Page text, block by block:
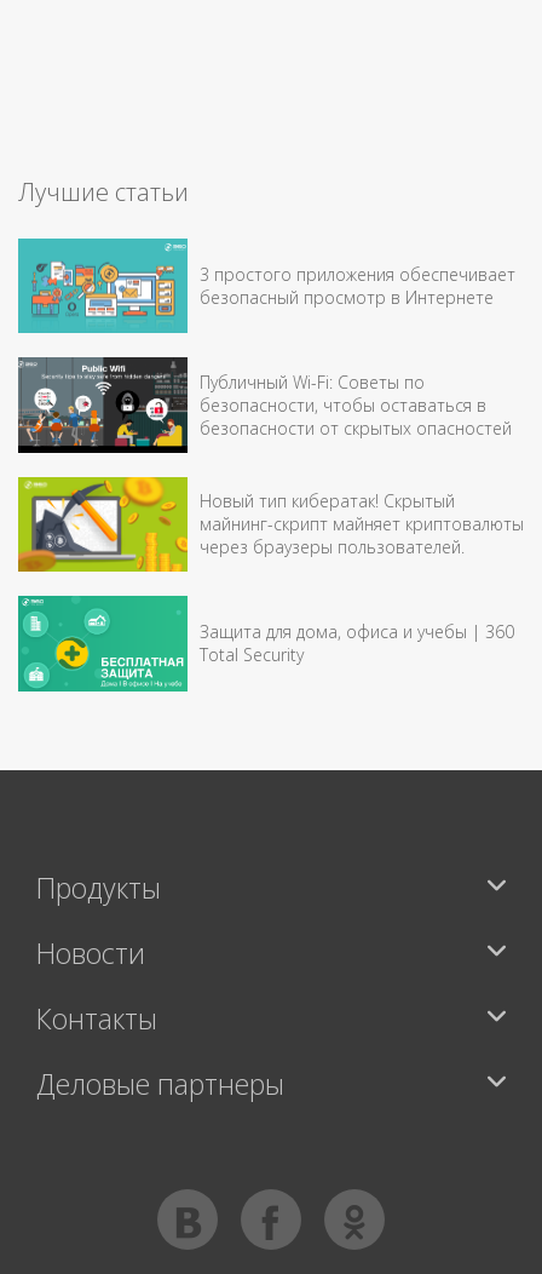
Лучшие статьи
3 простого приложения обеспечивает
безопасный просмотр в Интернете
Публичный Wi-Fi: Советы по
безопасности, чтобы оставаться в
безопасности от скрытых опасностей
Новый тип кибератак! Скрытый
майнинг-скрипт майняет криптовалюты
через браузеры пользователей.
Защита для дома, офиса и учебы | 360
Total Security
Продукты
Новости
Контакты
Деловые партнеры